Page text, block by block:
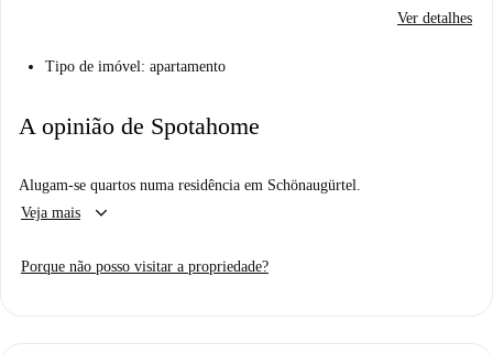
Ver detalhes
Tipo de imóvel: apartamento
A opinião de Spotahome
Alugam-se quartos numa residência em Schönaugürtel.
Veja mais
keyboard_arrow_down
Porque não posso visitar a propriedade?